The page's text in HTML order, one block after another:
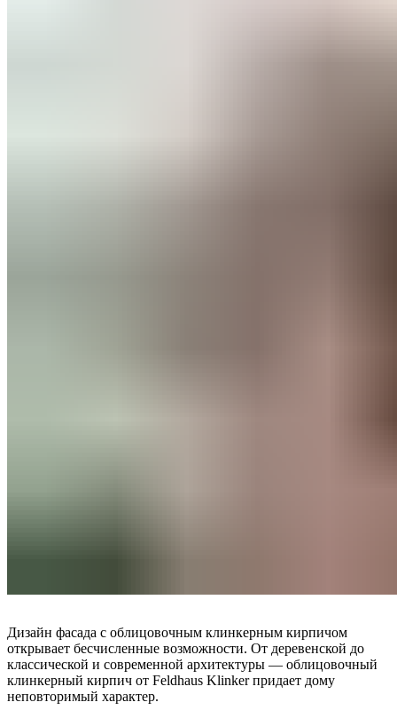
Дизайн фасада с облицовочным клинкерным кирпичом
открывает бесчисленные возможности. От деревенской до
классической и современной архитектуры — облицовочный
клинкерный кирпич от Feldhaus Klinker придает дому
неповторимый характер.